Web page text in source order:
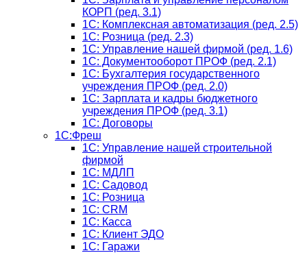
КОРП (ред. 3.1)
1C: Комплексная автоматизация (ред. 2.5)
1С: Розница (ред. 2.3)
1С: Управление нашей фирмой (ред. 1.6)
1С: Документооборот ПРОФ (ред. 2.1)
1C: Бухгалтерия государственного
учреждения ПРОФ (ред. 2.0)
1C: Зарплата и кадры бюджетного
учреждения ПРОФ (ред. 3.1)
1С: Договоры
1С:Фреш
1С: Управление нашей строительной
фирмой
1С: МДЛП
1С: Садовод
1С: Розница
1C: CRM
1C: Касса
1С: Клиент ЭДО
1С: Гаражи